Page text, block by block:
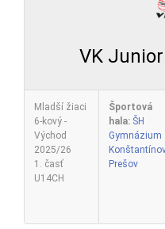
VK
Mladší žiaci
6-kový -
Východ
2025/26
1. časť
U14CH
Športová
hala: ŠH
Gymnázium
Prešov